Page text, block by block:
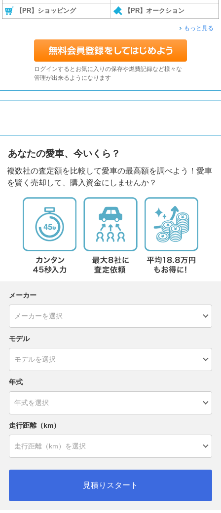
【PR】ショッピング 【PR】オークション
もっと見る
ログインするとお気に入りの保存や燃費記録など様々な
管理が出来るようになります
あなたの愛車、今いくら？
複数社の査定額を比較して愛車の最高額を調べよう！愛車
を賢く売却して、購入資金にしませんか？
メーカー
モデル
年式
走行距離（km）
見積りスタート